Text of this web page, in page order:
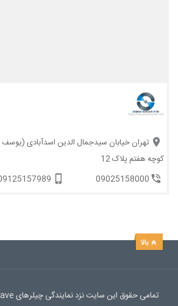
تهران خیابان سیدجمال الدین اسدآبادی (یوسف
کوچه هفتم پلاک 12
09025158000